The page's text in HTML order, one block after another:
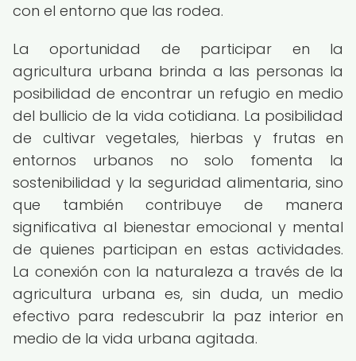
con el entorno que las rodea.
La oportunidad de participar en la
agricultura urbana brinda a las personas la
posibilidad de encontrar un refugio en medio
del bullicio de la vida cotidiana. La posibilidad
de cultivar vegetales, hierbas y frutas en
entornos urbanos no solo fomenta la
sostenibilidad y la seguridad alimentaria, sino
que también contribuye de manera
significativa al bienestar emocional y mental
de quienes participan en estas actividades.
La conexión con la naturaleza a través de la
agricultura urbana es, sin duda, un medio
efectivo para redescubrir la paz interior en
medio de la vida urbana agitada.